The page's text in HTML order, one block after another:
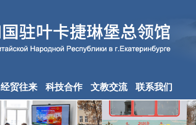
经贸往来 科技合作 文教交流 联系我们